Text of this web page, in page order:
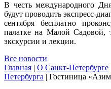
В честь международного
будут проводить экспресс-
сентября бесплатно
палатке на Малой Садовой,
экскурсии и лекции.
Все новости
Главная | О Санкт-Петербурге
Петербурга | Гостиница